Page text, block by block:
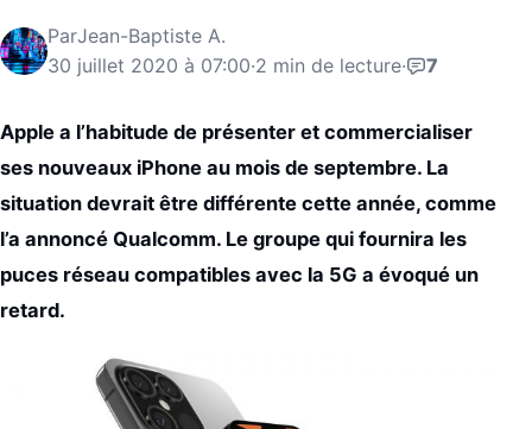
ParJean-Baptiste A.
30 juillet 2020 à 07:00·2 min de lecture· 7
Apple a l’habitude de présenter et commercialiser
ses nouveaux iPhone au mois de septembre. La
situation devrait être différente cette année, comme
l’a annoncé Qualcomm. Le groupe qui fournira les
puces réseau compatibles avec la 5G a évoqué un
retard.